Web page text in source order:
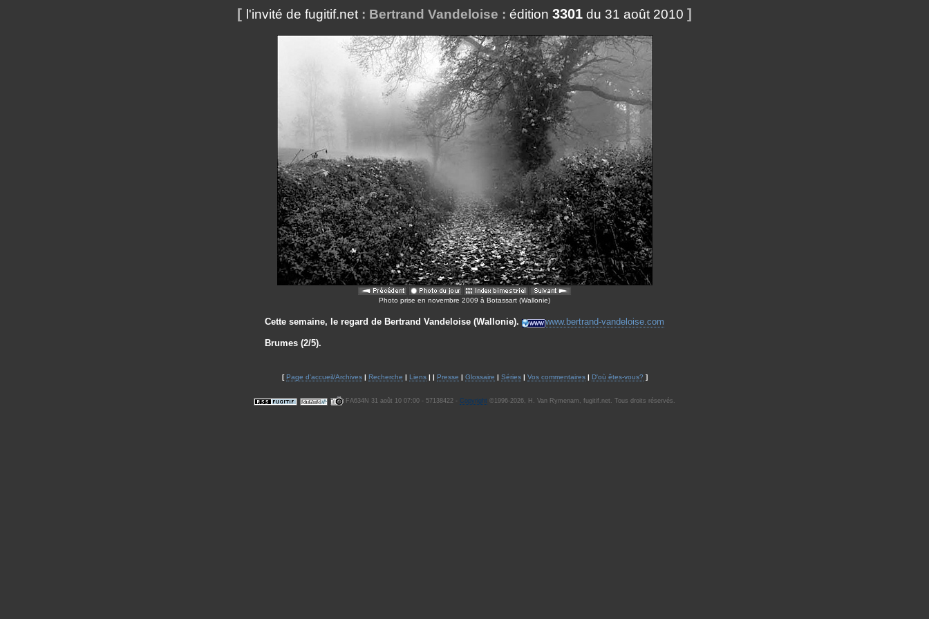
[ l'invité de fugitif.net : Bertrand Vandeloise : édition 3301 du 31 août 2010 ]
Photo prise en novembre 2009 à Botassart (Wallonie)
Cette semaine, le regard de Bertrand Vandeloise (Wallonie). www.bertrand-vandeloise.com
Brumes (2/5).
[Page d'accueil/Archives| Recherche | Liens| | Presse | Glossaire | Séries| Vos commentaires| D'où êtes-vous? ]
FA634N 31 août 10 07:00 - 57138422 - Copyright ©1996-2026, H. Van Rymenam, fugitif.net. Tous droits réservés.